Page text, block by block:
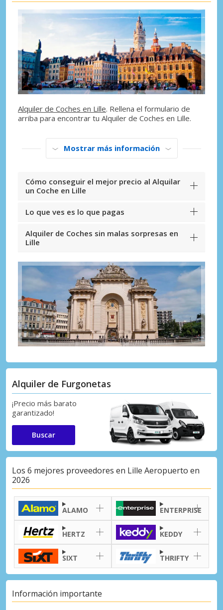
Alquiler de Coches en Lille. Rellena el formulario de
arriba para encontrar tu Alquiler de Coches en Lille.
Mostrar más información
Cómo conseguir el mejor precio al Alquilar
un Coche en Lille
Lo que ves es lo que pagas
Alquiler de Coches sin malas sorpresas en
Lille
Alquiler de Furgonetas
¡Precio más barato
garantizado!
Buscar
Los 6 mejores proveedores en Lille Aeropuerto en
2026
ALAMO ENTERPRISE
HERTZ KEDDY
SIXT THRIFTY
Información importante